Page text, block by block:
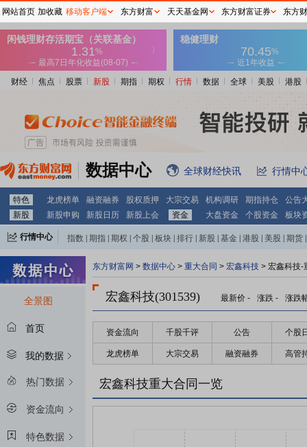
财经 焦点 股票 新股 期指 期权 行情 数据 全球 美股 港股
数据中心 全球财经快讯 行情中
特色 龙虎榜单 融资融券 股权质押 大宗交易 机构调研 期指持仓
公告
新股
新股申购 新股日历 新股上会 资金 大盘资金 个股资金 板块
行情中心 指数 期指 期权 个股 板块 排行 新股 基金 港股 美股 期货
全景图
首页
我的数据
热门数据
资金流向
特色数据
东方财富网 > 数据中心 > 重大合同 > 宏鑫科技 > 宏鑫科技-
宏鑫科技(301539) 最新价 - 涨跌 - 涨跌
资金流向 千股千评 公告 个股
龙虎榜单 大宗交易 融资融券 高管
宏鑫科技重大合同一览
网站首页 加收藏 移动客户端 东方财富 天天基金网 东方财富证券 东方